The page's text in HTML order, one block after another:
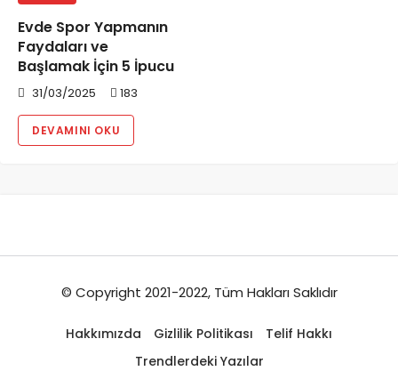
Evde Spor Yapmanın
Faydaları ve
Başlamak İçin 5 İpucu
31/03/2025 183
DEVAMINI OKU
© Copyright 2021-2022, Tüm Hakları Saklıdır
Hakkımızda Gizlilik Politikası
Telif Hakkı
Trendlerdeki Yazılar